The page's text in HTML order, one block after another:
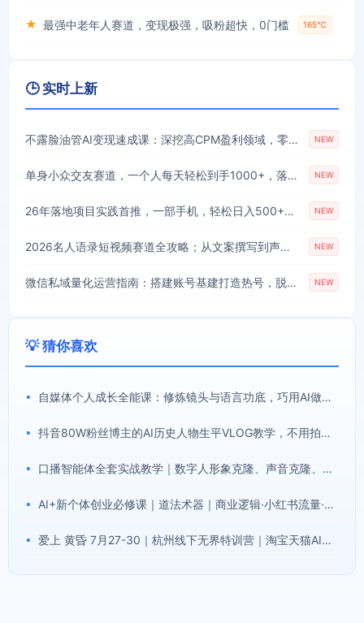
★ 最强中老年人赛道，变现极强，吸粉超快，0门槛 165℃
🕒 实时上新
不露脸油管AI变现速成课：深挖高CPM盈利领域，零出镜打造YouTube稳定收益账号 NEW
单身小众交友赛道，一个人每天轻松到手1000+，落地快、见效稳【揭秘】 NEW
26年落地项目实践首推，一部手机，轻松日入500+，长期稳定 NEW
2026名人语录短视频赛道全攻略；从文案撰写到声音克隆部署，系统掌握涨粉变现双赢制作技术 NEW
微信私域量化运营指南：搭建账号基建打造热号，脱敏风控规避运营各类高危风险 NEW
💡 猜你喜欢
• 自媒体个人成长全能课：修炼镜头与语言功底，巧用AI做内容打造个人自媒体IP
• 抖音80W粉丝博主的AI历史人物生平VLOG教学，不用拍摄不用露脸，AI帮你搞定，轻松解锁伙伴计划+精选收益
• 口播智能体全套实战教学｜数字人形象克隆、声音克隆、AI视频生成、文案改写、软件配置零基础落地课
• AI+新个体创业必修课｜道法术器｜商业逻辑·小红书流量·AI智能体｜低成本打造个人变现小生意全套教学
• 爱上 黄昏 7月27-30｜杭州线下无界特训营｜淘宝天猫AI推广｜直通车人群｜全套PPT SOP思维导图资料包